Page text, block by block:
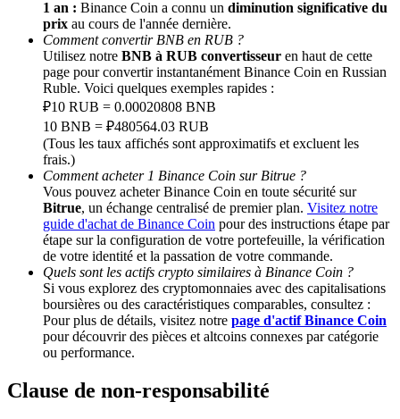
Deposit CASHCAT & Win
Share 500000 CASHCAT prize pool
Exclusive for BitMart Users
Register & Trade to Win 500,000 USDT
Precious Metals Trading Carnival
Trade Gold & Silver · 33,333 USDT Bonus
USDT New User Exclusive 10% APR
USDT Flexible Staking | Daily Rewards
1 an : Binance Coin a connu un diminution significative du
prix au cours de l'année dernière.
Comment convertir BNB en RUB ?
Utilisez notre BNB à RUB convertisseur en haut de cette
page pour convertir instantanément Binance Coin en Russian
Ruble. Voici quelques exemples rapides :
₽10 RUB = 0.00020808 BNB
10 BNB = ₽480564.03 RUB
(Tous les taux affichés sont approximatifs et excluent les
frais.)
Comment acheter 1 Binance Coin sur Bitrue ?
Vous pouvez acheter Binance Coin en toute sécurité sur
Bitrue, un échange centralisé de premier plan. Visitez notre
guide d'achat de Binance Coin pour des instructions étape par
étape sur la configuration de votre portefeuille, la vérification
de votre identité et la passation de votre commande.
Quels sont les actifs crypto similaires à Binance Coin ?
Si vous explorez des cryptomonnaies avec des capitalisations
boursières ou des caractéristiques comparables, consultez :
Pour plus de détails, visitez notre page d'actif Binance Coin
pour découvrir des pièces et altcoins connexes par catégorie
ou performance.
Clause de non-responsabilité